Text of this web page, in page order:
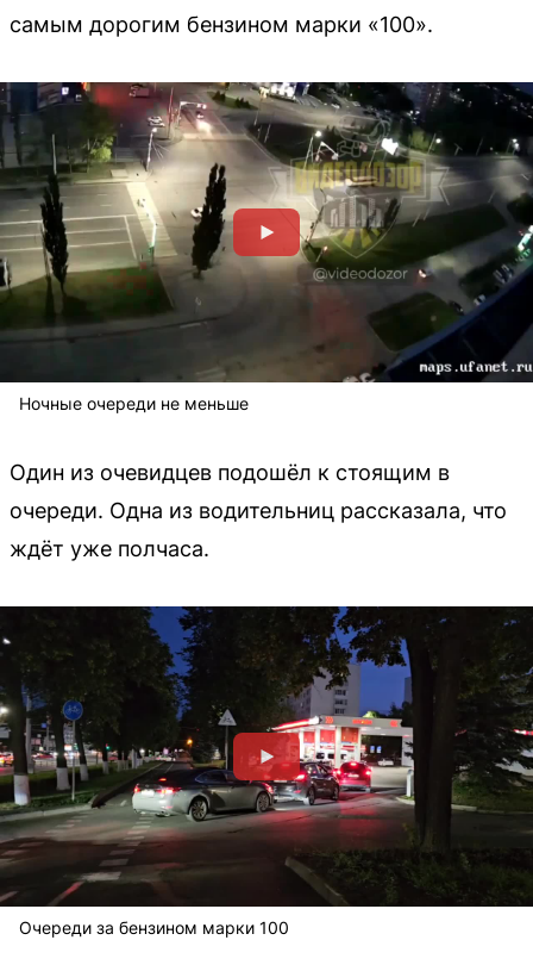
самым дорогим бензином марки «100».
Ночные очереди не меньше
Один из очевидцев подошёл к стоящим в
очереди. Одна из водительниц рассказала, что
ждёт уже полчаса.
Очереди за бензином марки 100